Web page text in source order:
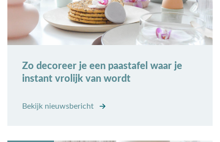
Zo decoreer je een paastafel waar je
instant vrolijk van wordt
Bekijk nieuwsbericht